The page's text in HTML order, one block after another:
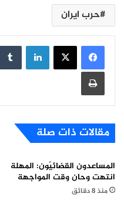
حرب ايران
لينكدإن
طباعة
مقالات ذات صلة
المساعدون القضائيّون: المهلة
انتهت وحان وقت المواجهة
منذ 8 دقائق